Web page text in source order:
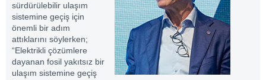
sürdürülebilir ulaşım
sistemine geçiş için
önemli bir adım
attıklarını söylerken;
“Elektrikli çözümlere
dayanan fosil yakıtsız bir
ulaşım sistemine geçiş